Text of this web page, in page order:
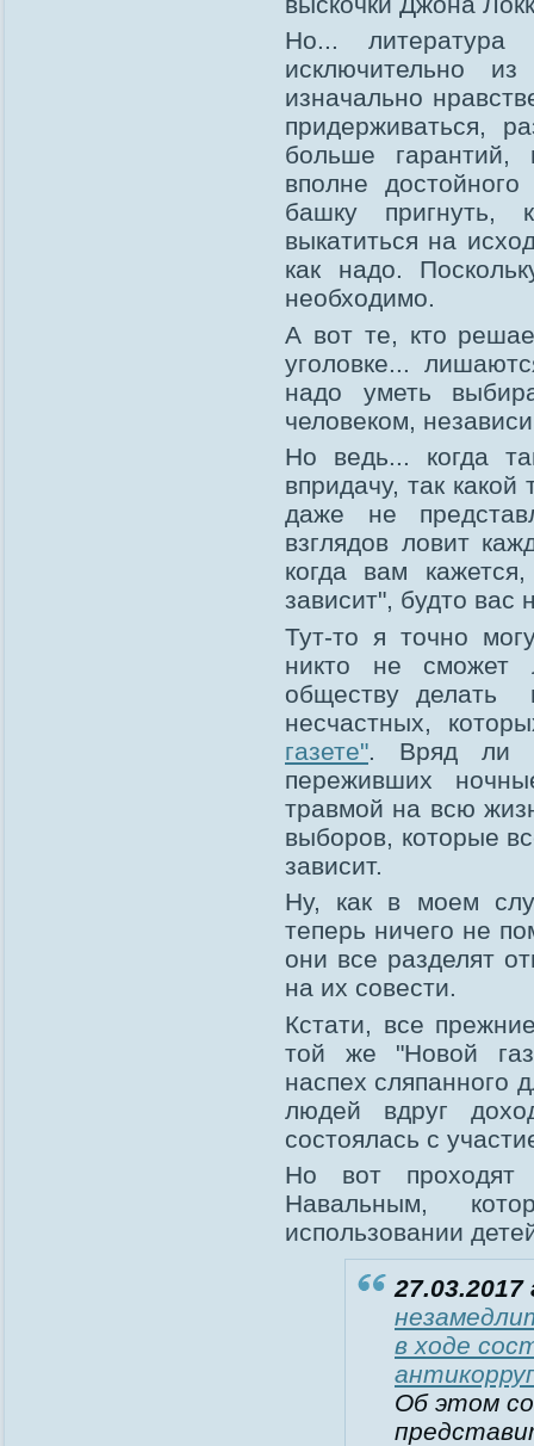
Но... литература
исключительно
изначально
придерживаться,
больше гарантий,
вполне
башку пригнуть,
выкатиться на
как надо.
необходимо.
А вот те, кто
уголовке...
надо уметь
человеком,
Но ведь... когда
впридачу, так
даже не
взглядов ловит
когда вам
зависит", будто вас
Тут-то я точно
никто не сможет
обществу делать
несчастных,
газете" . Вряд ли
переживших
травмой на всю
выборов, которые
зависит.
Ну, как в моем
теперь ничего не
они все разделят
на их совести.
Кстати, все
той же "Новой
наспех сляпанного
людей вдруг
состоялась с
Но вот проходят
Навальным,
использовании
27.03.2017
в ходе
Об этом